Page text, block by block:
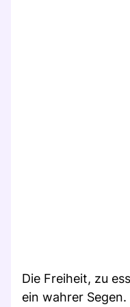
Die Freiheit, zu
ein wahrer